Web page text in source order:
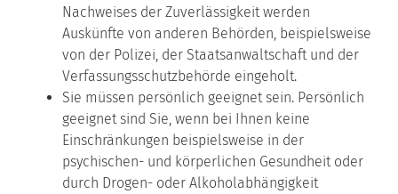
Nachweises der Zuverlässigkeit werden
Auskünfte von anderen Behörden, beispielsweise
von der Polizei, der Staatsanwaltschaft und der
Verfassungsschutzbehörde eingeholt.
Sie müssen persönlich geeignet sein. Persönlich
geeignet sind Sie, wenn bei Ihnen keine
Einschränkungen beispielsweise in der
psychischen- und körperlichen Gesundheit oder
durch Drogen- oder Alkoholabhängigkeit